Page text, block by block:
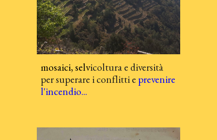
mosaici,selvicoltura e diversità
per superare i conflitti e prevenire
l'incendio...